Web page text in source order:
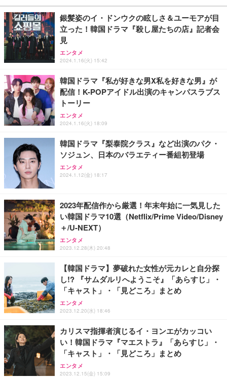
￥27,999
Sezlife オフィスチェア デスクチェア 疲れない テレ
ワーク チェア 強化バックレスト 30度ロッキング機
能 人間工学 椅子 腰サポート 90度跳ね上げ式アーム
レスト 3Dヘッドレスト ハンガー付き 高反発クッシ
務用 おしゃれ パソコンチェア (ブラック)
Sezlife オフィスチェア デスクチェア 疲れない テレ
ワーク チェア 強化バックレスト 30度ロッキング機
能 人間工学 椅子 腰サポート 90度跳ね上げ式アーム
レスト 3Dヘッドレスト ハンガー付き 高反発クッシ
務用 おしゃれ パソコンチェア (ホワイト)
ANDWINT オフィスチェア デスクチェア 肘なし メ
ッシュ 通気性 ランバーサポート付き 腰サポート ガ
ス圧無段階昇降 360度回転 キャスター付き コンパク
【純正品】27"ゲーミングモニター DualSense 充電
フック付き（CFI-ZDM1J）
￥49,979
【整備済み品】Dell E2724HS 27インチ 液晶モニタ
ー フルHD（1920×1080）VA 非光沢 HDMI/DisplayP
ort/VGA スピーカー内蔵 高さ調整 スイベル VESA対
応 ComfortView ビジネス向け
￥15,800
【MiniLED/24.5inch/280Hz/FHD】GRAPHT THE S
HOOTER Gaming Monitor 24” Essential ゲーミン
グモニター QD 24.5インチ 1ms FHD 量子ドット 残
￥3,234
ネオ・ルーライフ ネオ・オムツ L 中型犬用 26枚入
り 単品
￥1,800
Smart Basic(スマートベーシック) 【Amazon.co.jp
限定】 Smart Basic アイリスオーヤマ ペットシーツ
超厚型 お徳用 ワイド 100枚入 (x 1) (ケース販売)
アイリスオーヤマ ペットシーツ 超厚型 お徳用 レギ
ュラー 200枚入【Amazon.co.jp限定】
銀髪姿のイ・ドンウクの眩しさ＆ユーモアが目
立った！韓国ドラマ『殺し屋たちの店』記者会
見
エンタメ
2024.1.16(火) 15:42
韓国ドラマ『私が好きな男X私を好きな男』が
配信！K-POPアイドル出演のキャンパスラブス
トーリー
エンタメ
2024.1.16(火) 18:09
韓国ドラマ『梨泰院クラス』など出演のパク・
ソジュン、日本のバラエティー番組初登場
エンタメ
2024.1.12(金) 18:17
2023年配信作から厳選！年末年始に一気見した
い韓国ドラマ10選（Netflix/Prime Video/Disney
＋/U-NEXT）
エンタメ
2023.12.28(木) 20:48
【韓国ドラマ】夢破れた女性が元カレと自分探
し!? 『サムダルリへようこそ』「あらすじ」・
「キャスト」・「見どころ」まとめ
エンタメ
2023.12.20(水) 18:46
カリスマ指揮者演じるイ・ヨンエがカッコい
い！韓国ドラマ『マエストラ』「あらすじ」・
「キャスト」・「見どころ」まとめ
エンタメ
2023.12.15(金) 15:09